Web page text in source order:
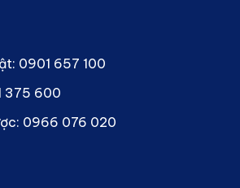
0901 657 100
375 600
0966 076 020